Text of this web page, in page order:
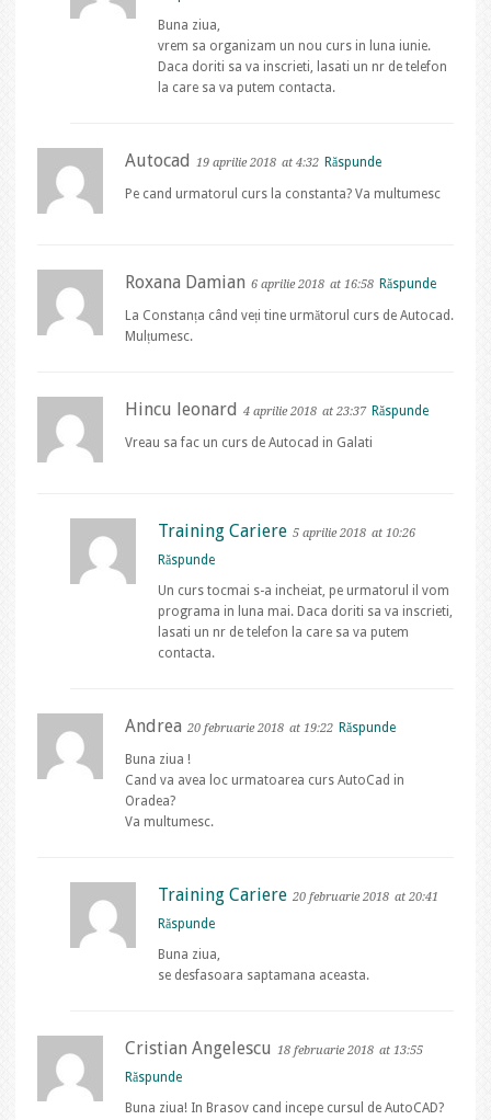
Buna ziua,
vrem sa organizam un nou curs in luna iunie.
Daca doriti sa va inscrieti, lasati un nr de telefon
la care sa va putem contacta.
Autocad 19 aprilie 2018 at 4:32 Răspunde
Pe cand urmatorul curs la constanta? Va multumesc
Roxana Damian 6 aprilie 2018 at 16:58 Răspunde
La Constanța când veți tine următorul curs de Autocad.
Mulțumesc.
Hincu leonard 4 aprilie 2018 at 23:37 Răspunde
Vreau sa fac un curs de Autocad in Galati
Training Cariere 5 aprilie 2018 at 10:26
Răspunde
Un curs tocmai s-a incheiat, pe urmatorul il vom
programa in luna mai. Daca doriti sa va inscrieti,
lasati un nr de telefon la care sa va putem
contacta.
Andrea 20 februarie 2018 at 19:22 Răspunde
Buna ziua !
Cand va avea loc urmatoarea curs AutoCad in
Oradea?
Va multumesc.
Training Cariere 20 februarie 2018 at 20:41
Răspunde
Buna ziua,
se desfasoara saptamana aceasta.
Cristian Angelescu 18 februarie 2018 at 13:55
Răspunde
Buna ziua! In Brasov cand incepe cursul de AutoCAD?